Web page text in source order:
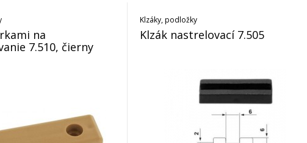
na
7.510, čierny
Klzáky, podložky
Klzák nastrelovací 7.505